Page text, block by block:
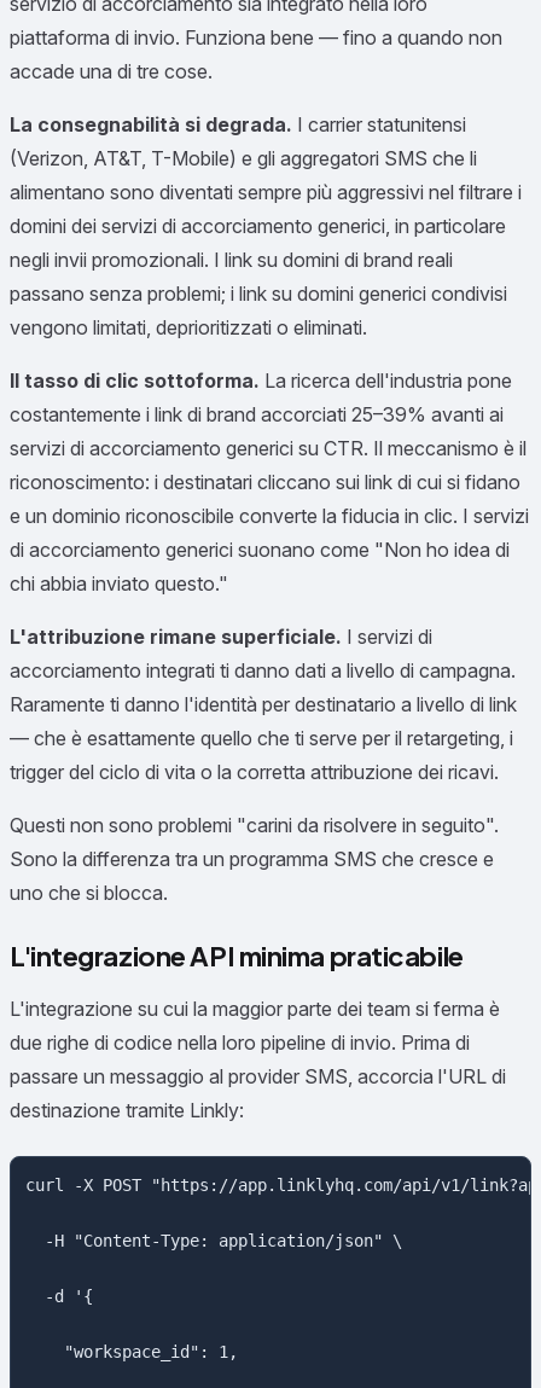
piattaforma di invio. Funziona bene — fino a quando non
accade una di tre cose.
La consegnabilità si degrada. I carrier statunitensi
(Verizon, AT&T, T-Mobile) e gli aggregatori SMS che li
alimentano sono diventati sempre più aggressivi nel filtrare i
domini dei servizi di accorciamento generici, in particolare
negli invii promozionali. I link su domini di brand reali
passano senza problemi; i link su domini generici condivisi
vengono limitati, deprioritizzati o eliminati.
Il tasso di clic sottoforma. La ricerca dell'industria pone
costantemente i link di brand accorciati 25–39% avanti ai
servizi di accorciamento generici su CTR. Il meccanismo è il
riconoscimento: i destinatari cliccano sui link di cui si fidano
e un dominio riconoscibile converte la fiducia in clic. I servizi
di accorciamento generici suonano come "Non ho idea di
chi abbia inviato questo."
L'attribuzione rimane superficiale. I servizi di
accorciamento integrati ti danno dati a livello di campagna.
Raramente ti danno l'identità per destinatario a livello di link
— che è esattamente quello che ti serve per il retargeting, i
trigger del ciclo di vita o la corretta attribuzione dei ricavi.
Questi non sono problemi "carini da risolvere in seguito".
Sono la differenza tra un programma SMS che cresce e
uno che si blocca.
L'integrazione API minima praticabile
L'integrazione su cui la maggior parte dei team si ferma è
due righe di codice nella loro pipeline di invio. Prima di
passare un messaggio al provider SMS, accorcia l'URL di
destinazione tramite Linkly:
curl -X POST "https://app.linklyhq.com/api/v1/
  -H "Content-Type: application/json" \
  -d '{
    "workspace_id": 1,